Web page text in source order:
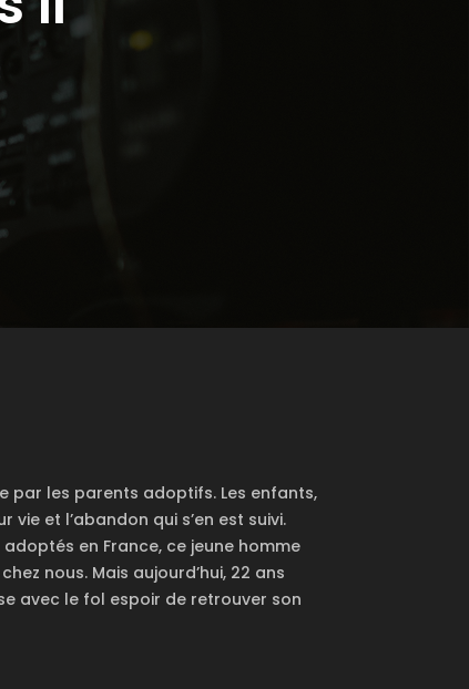
par les parents adoptifs. Les enfants,
et l’abandon qui s’en est suivi.
adoptés en France, ce jeune homme
nous. Mais aujourd’hui, 22 ans
avec le fol espoir de retrouver son